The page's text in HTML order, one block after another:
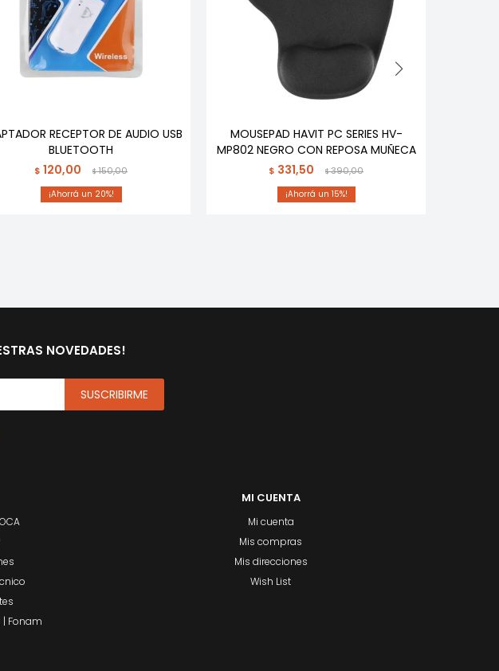
RECEPTOR DE AUDIO USB
BLUETOOTH
$ 120,00 $150,00
20
MOUSEPAD HAVIT PC SERIES HV-
MP802 NEGRO CON REPOSA MUÑECA
$ 331,50 $390,00
15
Fonam
MI CUENTA
Mi cuenta
Mis compras
Mis direcciones
Wish List
NOVEDADES!
SUSCRIBIRME